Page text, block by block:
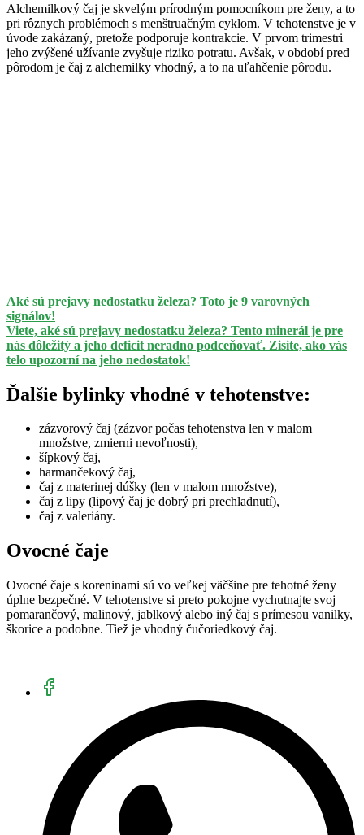
Alchemilkový čaj je skvelým prírodným pomocníkom pre ženy, a to
pri rôznych problémoch s menštruačným cyklom. V tehotenstve je v
úvode zakázaný, pretože podporuje kontrakcie. V prvom trimestri
jeho zvýšené užívanie zvyšuje riziko potratu. Avšak, v období pred
pôrodom je čaj z alchemilky vhodný, a to na uľahčenie pôrodu.
Aké sú prejavy nedostatku železa? Toto je 9 varovných
signálov!
Viete, aké sú prejavy nedostatku železa? Tento minerál je pre
nás dôležitý a jeho deficit neradno podceňovať. Zisite, ako vás
telo upozorní na jeho nedostatok!
Ďalšie bylinky vhodné v tehotenstve:
zázvorový čaj (zázvor počas tehotenstva len v malom
množstve, zmierni nevoľnosti),
šípkový čaj,
harmančekový čaj,
čaj z materinej dúšky (len v malom množstve),
čaj z lipy (lipový čaj je dobrý pri prechladnutí),
čaj z valeriány.
Ovocné čaje
Ovocné čaje s koreninami sú vo veľkej väčšine pre tehotné ženy
úplne bezpečné. V tehotenstve si preto pokojne vychutnajte svoj
pomarančový, malinový, jablkový alebo iný čaj s prímesou vanilky,
škorice a podobne. Tiež je vhodný čučoriedkový čaj.